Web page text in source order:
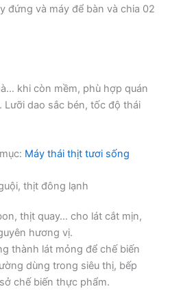
đứng và máy để bàn và chia 02
khi còn mềm, phù hợp quán
Lưỡi dao sắc bén, tốc độ thái
Máy thái thịt tươi sống
thịt đông lạnh
thịt quay… cho lát cắt mịn,
hương vị.
thành lát mỏng để chế biến
dùng trong siêu thị, bếp
chế biến thực phẩm.